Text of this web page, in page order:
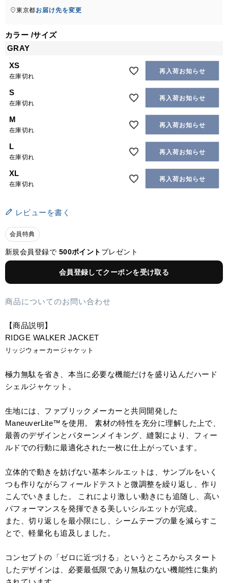
東京都お届け先を変更
カラー サイズ
GRAY
XS
在庫切れ
再入荷お知らせ
S
在庫切れ
再入荷お知らせ
M
在庫切れ
再入荷お知らせ
L
在庫切れ
再入荷お知らせ
XL
在庫切れ
再入荷お知らせ
レビューを書く
会員特典
新規会員登録で 500ポイント プレゼント
会員登録してクーポンを受け取る
商品についてのお問い合わせ
【商品説明】
RIDGE WALKER JACKET
リッジウォーカージャケット
極力無駄を省き、本当に必要な機能だけを盛り込んだハード
シェルジャケット。
生地には、ファブリックメーカーと共同開発した
ManeuverLite™を使用。 素材の特性を充分に理解した上で、
最善のデザインとパターンメイキング、縫製により、フィー
ルドでの行動に最適化された一枚に仕上がっています。
立体的で動きを妨げない基本シルエットは、サンプルをいく
つも作りながらフィールドテストと微調整を繰り返し、作り
こんでいきました。 これにより激しい動きにも追随し、高い
パフォーマンスを発揮できる美しいシルエットが完成。
また、切り返しを最小限にし、シームテープの量を減らすこ
とで、軽量化も追及しました。
コンセプトの「ゼロに近づける」というところからスタート
したデザインは、必要最低限であり無駄のない機能性に集約